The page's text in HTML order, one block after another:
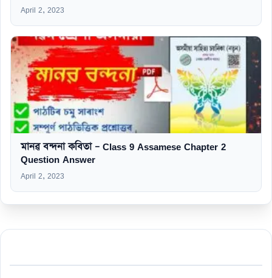
April 2, 2023
মানৱ বন্দনা কবিতা – Class 9 Assamese Chapter 2
Question Answer
April 2, 2023